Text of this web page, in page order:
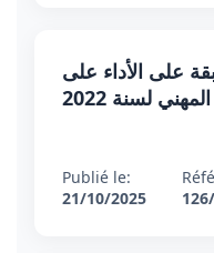
على الأداء على
لسنة 2022
Publié le:
21/10/2025